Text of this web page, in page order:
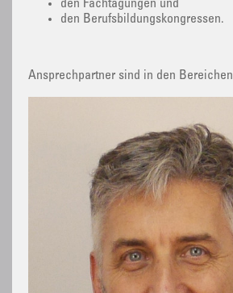
den Fachtagungen und
den Berufsbildungskongressen.
Ansprechpartner sind in den Bereichen